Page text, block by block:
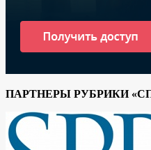
ПАРТНЕРЫ РУБРИКИ